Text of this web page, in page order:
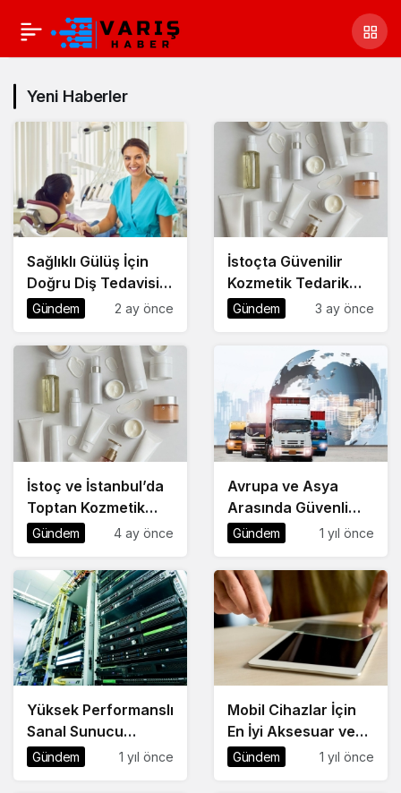
Yeni Haberler
Sağlıklı Gülüş İçin
Doğru Diş Tedavisi
Rehberi
Gündem 2 ay önce
İstoçta Güvenilir
Kozmetik Tedarik
Rehberi
Gündem 3 ay önce
İstoç ve İstanbul’da
Toptan Kozmetik
Rehberi
Gündem 4 ay önce
Avrupa ve Asya
Arasında Güvenli
Lojistik Koridoru
Gündem 1 yıl önce
Yüksek Performanslı
Sanal Sunucu
Tercihinde Yeni
Gündem 1 yıl önce
Mobil Cihazlar İçin
En İyi Aksesuar ve
Koruma Yöntemleri
Gündem 1 yıl önce